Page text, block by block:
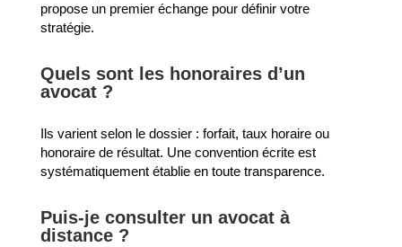
propose un premier échange pour définir votre
stratégie.
Quels sont les honoraires d’un
avocat ?
Ils varient selon le dossier : forfait, taux horaire ou
honoraire de résultat. Une convention écrite est
systématiquement établie en toute transparence.
Puis-je consulter un avocat à
distance ?